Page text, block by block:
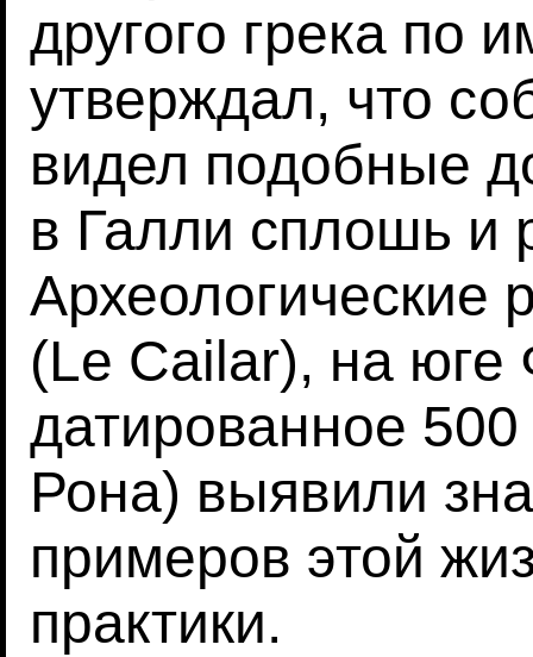
другого грека по
утверждал, что
видел подобные
в Галли сплошь и
Археологические
(Le Cailar), на
датированное
Рона) выявили
примеров этой
практики.